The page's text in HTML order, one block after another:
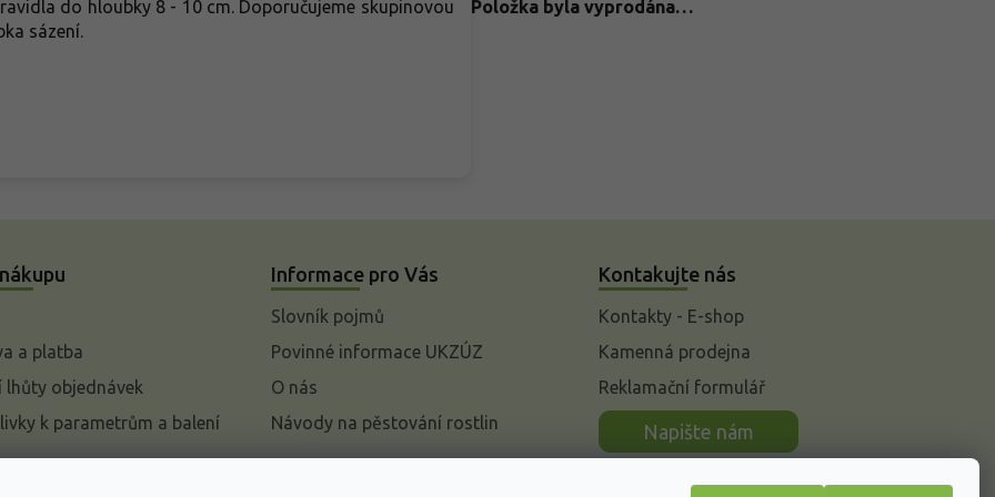
do hloubky 8 - 10 cm. Doporučujeme skupinovou
sázení.
Položka byla vyprodána…
a platba
lhůty objednávek
k parametrům a balení
Informace pro Vás
Slovník pojmů
Povinné informace UKZÚZ
O nás
Návody na pěstování rostlin
Kontakujte nás
Kontakty - E-shop
Kamenná prodejna
Reklamační formulář
Napište nám